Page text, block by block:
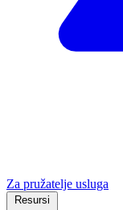
Za pružatelje usluga